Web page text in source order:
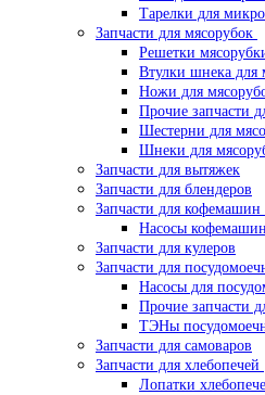
Тарелки для
Запчасти для мясорубок
Решетки
Втулки шнека для
Ножи для
Прочие запчасти
Шестерни для
Шнеки для
Запчасти для вытяжек
Запчасти для блендеров
Запчасти для кофемашин
Насосы кофемашин
Запчасти для кулеров
Запчасти для
Насосы для
Прочие запчасти
ТЭНы
Запчасти для самоваров
Запчасти для хлебопечей
Лопатки